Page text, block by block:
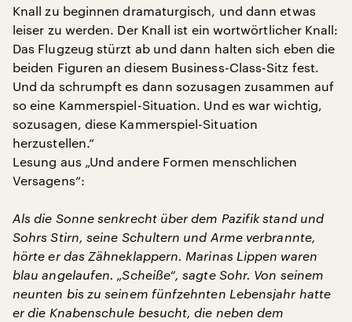
Knall zu beginnen dramaturgisch, und dann etwas
leiser zu werden. Der Knall ist ein wortwörtlicher Knall:
Das Flugzeug stürzt ab und dann halten sich eben die
beiden Figuren an diesem Business-Class-Sitz fest.
Und da schrumpft es dann sozusagen zusammen auf
so eine Kammerspiel-Situation. Und es war wichtig,
sozusagen, diese Kammerspiel-Situation
herzustellen.“
Lesung aus „Und andere Formen menschlichen
Versagens“:
Als die Sonne senkrecht über dem Pazifik stand und
Sohrs Stirn, seine Schultern und Arme verbrannte,
hörte er das Zähneklappern. Marinas Lippen waren
blau angelaufen. „Scheiße“, sagte Sohr. Von seinem
neunten bis zu seinem fünfzehnten Lebensjahr hatte
er die Knabenschule besucht, die neben dem